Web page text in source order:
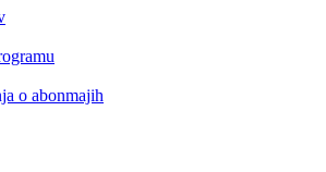
o abonmajih